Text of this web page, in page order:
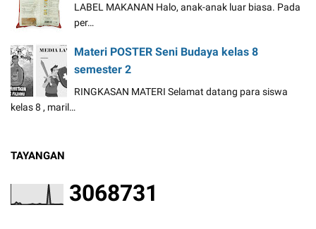
LABEL MAKANAN Halo, anak-anak luar biasa. Pada
per…
Materi POSTER Seni Budaya kelas 8
semester 2
RINGKASAN MATERI Selamat datang para siswa
kelas 8 , maril…
TAYANGAN
3068731